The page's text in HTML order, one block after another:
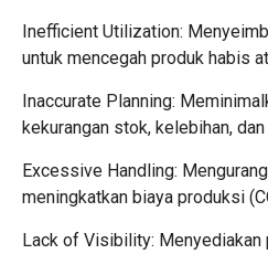
Inefficient Utilization:
untuk mencegah produk habis
Inaccurate Planning:
kekurangan stok, kelebihan,
Excessive Handling:
meningkatkan biaya produksi
Lack of Visibility: Menyediakan